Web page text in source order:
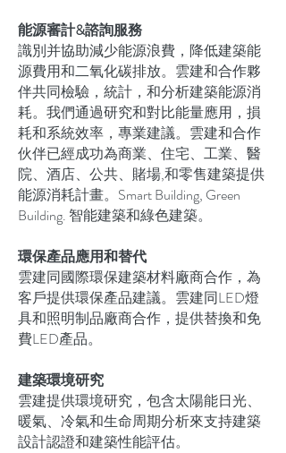
能源審計&諮詢服務
識別并協助減少能源浪費，降低建築能
源費用和二氧化碳排放。雲建和合作夥
伴共同檢驗，統計，和分析建築能源消
耗。我們通過研究和對比能量應用，損
耗和系統效率，專業建議。雲建和合作
伙伴已經成功為商業、住宅、工業、醫
院、酒店、公共、賭場,和零售建築提供
能源消耗計畫。Smart Building, Green
Building. 智能建築和綠色建築。
環保產品應用和替代
雲建同國際環保建築材料廠商合作，為
客戶提供環保產品建議。雲建同LED燈
具和照明制品廠商合作，提供替換和免
費LED產品。
建築環境研究
雲建提供環境研究，包含太陽能日光、
暖氣、冷氣和生命周期分析來支持建築
設計認證和建築性能評估。